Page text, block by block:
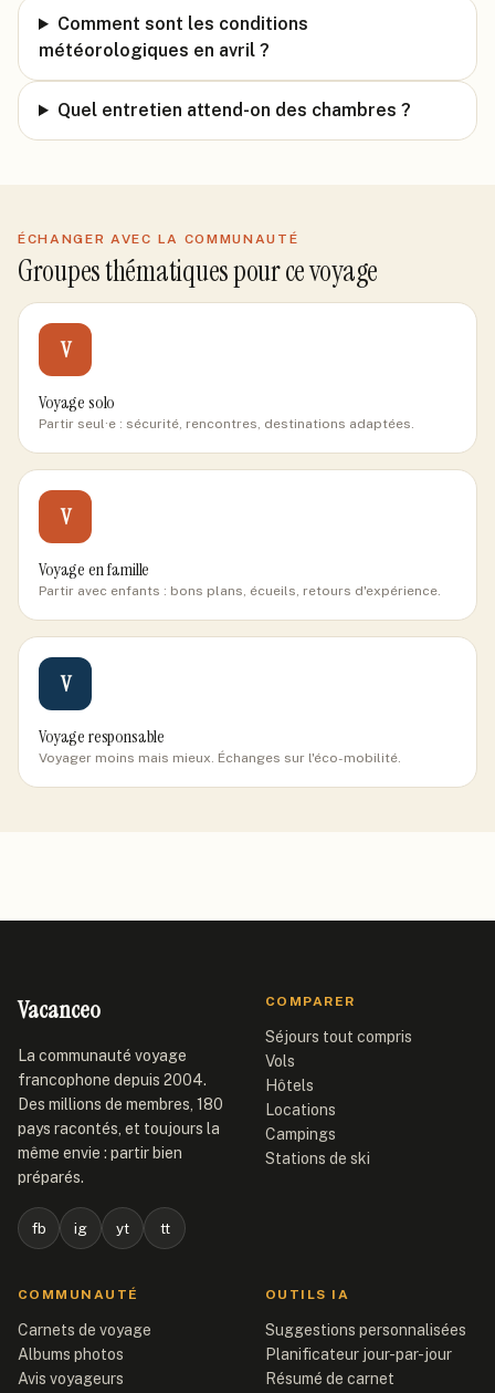
Comment sont les conditions
météorologiques en avril ?
Quel entretien attend-on des chambres ?
ÉCHANGER AVEC LA COMMUNAUTÉ
Groupes thématiques pour ce voyage
V
Voyage solo
Partir seul·e : sécurité, rencontres, destinations adaptées.
V
Voyage en famille
Partir avec enfants : bons plans, écueils, retours d'expérience.
V
Voyage responsable
Voyager moins mais mieux. Échanges sur l'éco-mobilité.
Vacanceo
La communauté voyage
francophone depuis 2004.
Des millions de membres, 180
pays racontés, et toujours la
même envie : partir bien
préparés.
fb ig yt tt
COMPARER
Séjours tout compris
Vols
Hôtels
Locations
Campings
Stations de ski
COMMUNAUTÉ
Carnets de voyage
Albums photos
Avis voyageurs
OUTILS IA
Suggestions personnalisées
Planificateur jour-par-jour
Résumé de carnet